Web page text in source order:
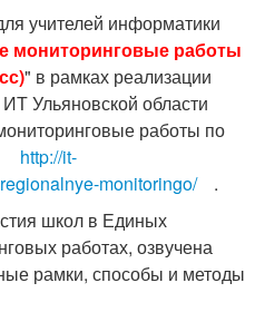
учителей информатики
мониторинговые работы
" в рамках реализации
Ульяновской области
работы по
http://it-
monitoringo/
.
школ в Единых
работах, озвучена
рамки, способы и методы